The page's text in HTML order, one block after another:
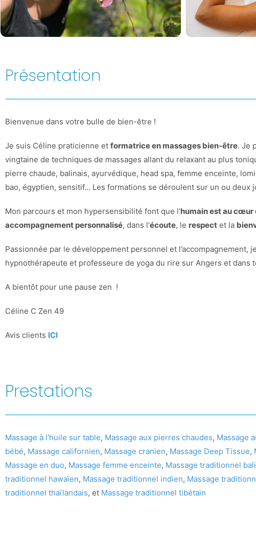
Présentation
Bienvenue dans votre bulle de bien-être !
Je suis Céline praticienne et formatrice en massages bien-être. Je
vingtaine de techniques de massages allant du relaxant au plus
pierre chaude, balinais, ayurvédique, head spa, femme enceinte,
bao, égyptien, sensitif… Les formations se déroulent sur un ou deux
Mon parcours et mon hypersensibilité font que l’humain est au cœur
accompagnement personnalisé, dans l’écoute, le respect et la
Passionnée par le développement personnel et l’accompagnement,
hypnothérapeute et professeure de yoga du rire sur Angers et dans
A bientôt pour une pause zen !
Céline C Zen 49
Avis clients ICI
Prestations
Massage à l'huile sur table, Massage aux pierres chaudes, Massage
bébé, Massage californien, Massage cranien, Massage Deep Tissue,
Massage en duo, Massage femme enceinte, Massage traditionnel
traditionnel hawaïen, Massage traditionnel indien, Massage
traditionnel thaïlandais, et Massage traditionnel tibétain